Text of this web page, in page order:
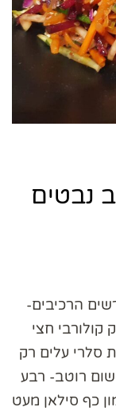
נבטים
הרכיבים-
קולורבי חצי
סלרי עלים רק
שומשום רוטב- רבע
לימון כף סילאן מעט